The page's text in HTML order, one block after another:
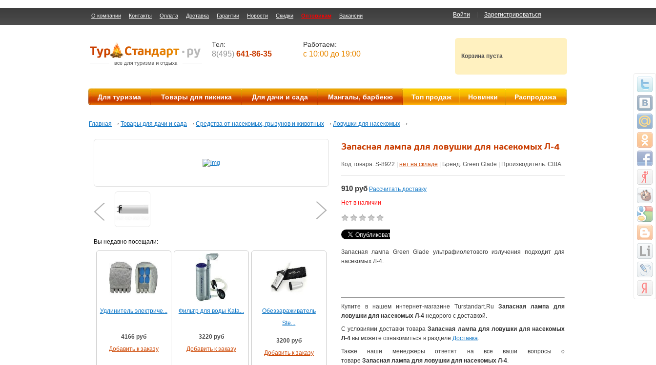
Войти Зарегистрироваться
О компании Контакты Оплата Доставка Гарантии Новости Скидки Оптовикам Вакансии
Тел:
8(495) 641-86-35
Работаем:
с 10:00 до 19:00 Корзина пуста
Для туризма Товары для пикника Для дачи и сада Мангалы, барбекю Топ продаж Новинки Распродажа
Главная Товары для дачи и сада Средства от насекомых, грызунов и животных Ловушки для насекомых
Вы недавно посещали:
Удлинитель электриче...
4166 руб
Добавить к заказу
Фильтр для воды Kata...
3220 руб
Добавить к заказу
Обеззараживатель
Ste...
3200 руб
Добавить к заказу
Запасная лампа для ловушки для насекомых Л-4
Код товара: S-8922 нет на складе | Бренд: Green Glade | Производитель: США
910 руб Рассчитать доставку
Нет в наличии
Запасная лампа Green Glade ультрафиолетового излучения подходит для
насекомых Л-4.
Купите в нашем интернет-магазине Turstandart.Ru Запасная лампа для
ловушки для насекомых Л-4 недорого с доставкой.
С условиями доставки товараЗапасная лампа для ловушки для насекомых
Л-4 вы можете ознакомиться в разделе Доставка.
Также наши менеджеры ответят на все ваши вопросы о
товаре Запасная лампа для ловушки для насекомых Л-4.